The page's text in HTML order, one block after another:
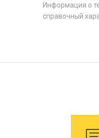
Информация о
справочный